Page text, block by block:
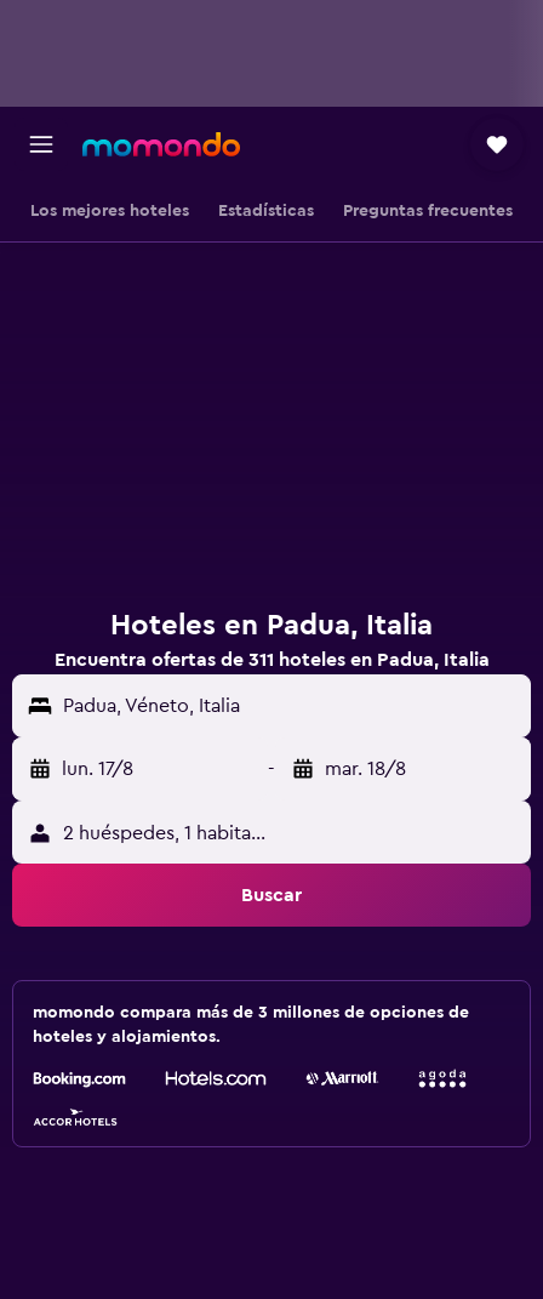
Los mejores hoteles Estadísticas Preguntas frecuentes
Hoteles en Padua, Italia
Encuentra ofertas de 311 hoteles en Padua, Italia
Padua, Véneto, Italia
lun. 17/8 - mar. 18/8
2 huéspedes, 1 habitación
Buscar
momondo compara más de 3 millones de opciones de
hoteles y alojamientos.